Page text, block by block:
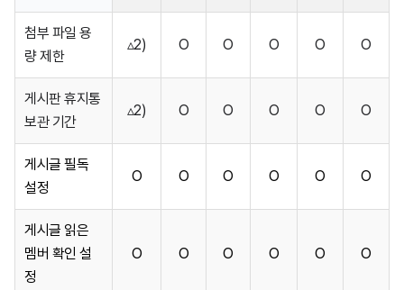
첨부 파일 용
량 제한
▵2) O O O O O
게시판 휴지통
보관 기간
▵2) O O O O O
게시글 필독
설정
O O O O O O
게시글 읽은
멤버 확인 설
정
O O O O O O